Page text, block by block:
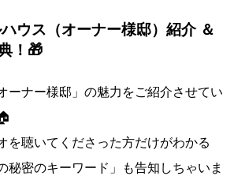
ウス（オーナー様邸）紹介 ＆
！🎁
ーナー様邸」の魅力をご紹介させてい
聴いてくださった方だけがわかる
秘密のキーワード」も告知しちゃいま